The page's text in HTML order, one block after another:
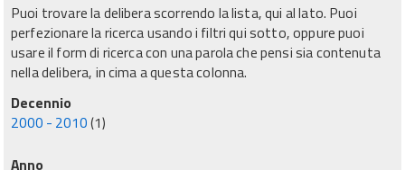
Puoi trovare la delibera scorrendo la lista, qui al lato. Puoi
perfezionare la ricerca usando i filtri qui sotto, oppure puoi
usare il form di ricerca con una parola che pensi sia contenuta
nella delibera, in cima a questa colonna.
Decennio
2000 - 2010(1)
Anno